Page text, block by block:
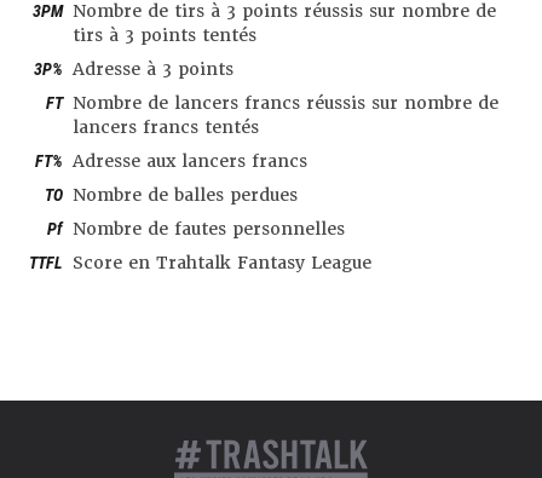
3PM Nombre de tirs à 3 points réussis sur nombre de
tirs à 3 points tentés
3P% Adresse à 3 points
FT Nombre de lancers francs réussis sur nombre de
lancers francs tentés
FT% Adresse aux lancers francs
TO Nombre de balles perdues
Pf Nombre de fautes personnelles
TTFL Score en Trahtalk Fantasy League